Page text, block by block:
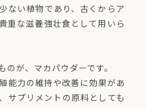
ない植物であり、古くからア
重な滋養強壮食として用いら
が、マカパウダーです。
能力の維持や改善に効果があ
サプリメントの原料としても